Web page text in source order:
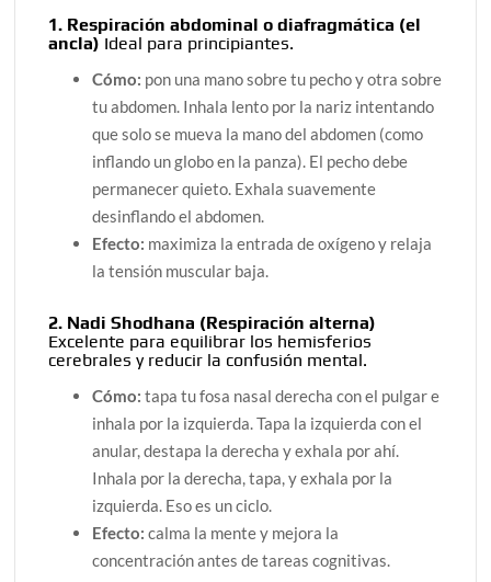
1. Respiración abdominal o diafragmática (el
ancla) Ideal para principiantes.
Cómo: pon una mano sobre tu pecho y otra sobre
tu abdomen. Inhala lento por la nariz intentando
que solo se mueva la mano del abdomen (como
inflando un globo en la panza). El pecho debe
permanecer quieto. Exhala suavemente
desinflando el abdomen.
Efecto: maximiza la entrada de oxígeno y relaja
la tensión muscular baja.
2. Nadi Shodhana (Respiración alterna)
Excelente para equilibrar los hemisferios
cerebrales y reducir la confusión mental.
Cómo: tapa tu fosa nasal derecha con el pulgar e
inhala por la izquierda. Tapa la izquierda con el
anular, destapa la derecha y exhala por ahí.
Inhala por la derecha, tapa, y exhala por la
izquierda. Eso es un ciclo.
Efecto: calma la mente y mejora la
concentración antes de tareas cognitivas.